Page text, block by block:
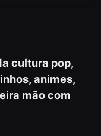
cultura pop,
animes,
mão com